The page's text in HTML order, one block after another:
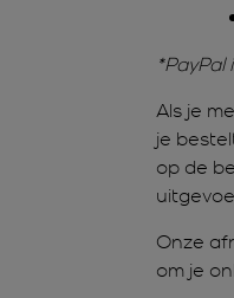
Als je
je
op de
Onze
om je